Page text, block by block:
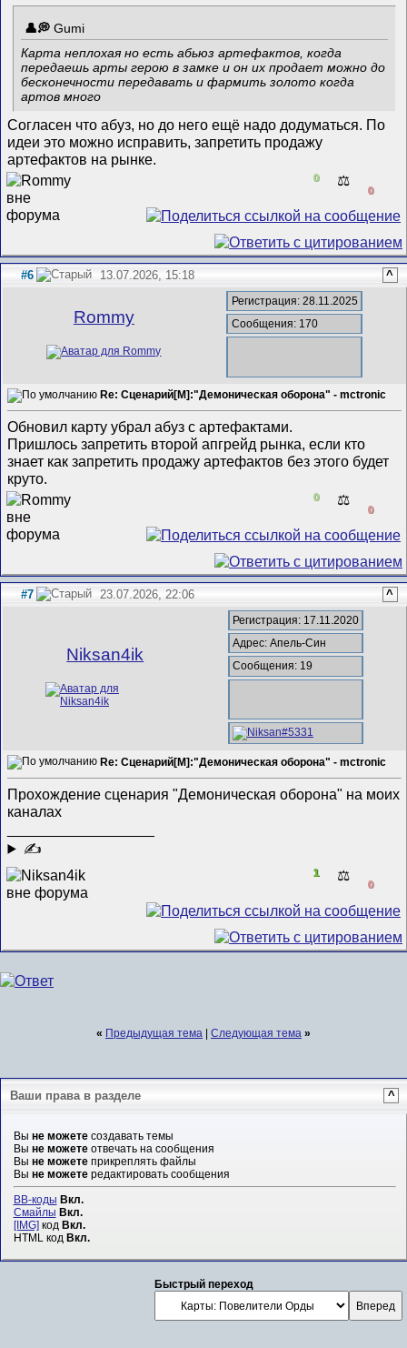
Gumi
Карта неплохая но есть абьюз артефактов, когда
передаешь арты герою в замке и он их продает можно до
бесконечности передавать и фармить золото когда
артов много
Согласен что абуз, но до него ещё надо додуматься. По
идеи это можно исправить, запретить продажу
артефактов на рынке.
0 ⚖️
0
#6 13.07.2026, 15:18 ^
Rommy
Регистрация: 28.11.2025
Сообщения: 170
Re: Сценарий[M]:"Демоническая оборона" - mctronic
Обновил карту убрал абуз с артефактами.
Пришлось запретить второй апгрейд рынка, если кто
знает как запретить продажу артефактов без этого будет
круто.
0 ⚖️
0
#7 23.07.2026, 22:06 ^
Niksan4ik
Регистрация: 17.11.2020
Адрес: Апель-Син
Сообщения: 19
Re: Сценарий[M]:"Демоническая оборона" - mctronic
Прохождение сценария "Демоническая оборона" на моих
каналах
✍
1 ⚖️
0
« Предыдущая тема | Следующая тема »
Ваши права в разделе ^
Вы не можетесоздавать темы
Вы не можетеотвечать на сообщения
Вы не можетеприкреплять файлы
Вы не можетередактировать сообщения
BB-коды Вкл.
Смайлы Вкл.
[IMG]код Вкл.
HTML код Вкл.
Быстрый переход